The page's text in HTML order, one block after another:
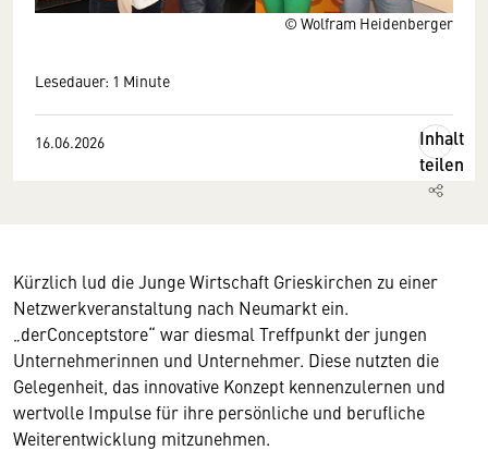
© Wolfram Heidenberger
Lesedauer: 1 Minute
16.06.2026
Inhalt
teilen
Kürzlich lud die Junge Wirtschaft Grieskirchen zu einer
Netzwerkveranstaltung nach Neumarkt ein.
„derConceptstore“ war diesmal Treffpunkt der jungen
Unternehmerinnen und Unternehmer. Diese nutzten die
Gelegenheit, das innovative Konzept kennenzulernen und
wertvolle Impulse für ihre persönliche und berufliche
Weiterentwicklung mitzunehmen.